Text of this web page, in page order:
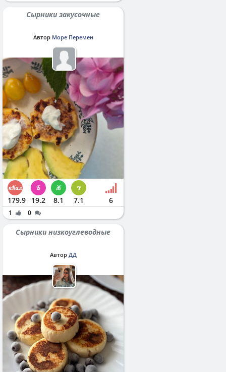
Сырники закусочные
Автор Море Перемен
179.9 19.2 8.1 7.1 6
1 0
Сырники низкоуглеводные
Автор ДД